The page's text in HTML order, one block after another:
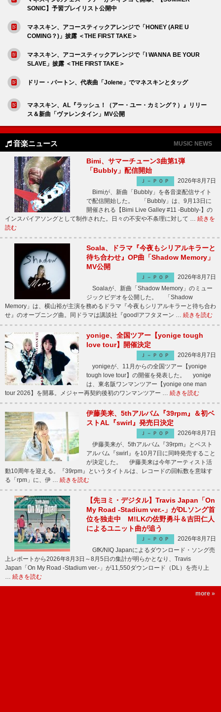
SONIC】予習プレイリスト公開中
マネスキン、アコースティックアレンジで「HONEY (ARE U
COMING？)」披露 ＜THE FIRST TAKE＞
マネスキン、アコースティックアレンジで「I WANNA BE YOUR
SLAVE」披露 ＜THE FIRST TAKE＞
ドリー・パートン、代表曲「Jolene」でマネスキンとタッグ
マネスキン、AL『ラッシュ！（アー・ユー・カミング？）』リリー
ス＆新曲「ヴァレンタイン」MV公開
音楽ニュース MUSIC NEWS
Bimi、サマーチューン3曲第1弾
「Bubbly」配信開始
Ｊ－ＰＯＰ
2026年8月7日
Bimiが、新曲「Bubbly」を各音楽配信サイト
で配信開始した。 「Bubbly」は、9月13日に
開催される【Bimi Live Galley #11 -Bubbly-】の
インスパイアソングとして制作された。日々の不安や不条理に対して … 続きを
読む
Soala、ドラマ『今夜もシリアルキラーと
待ち合わせ』OP曲「Shadow Memory」
MV公開
Ｊ－ＰＯＰ
2026年8月7日
Soalaが、新曲「Shadow Memory」のミュー
ジックビデオを公開した。 「Shadow
Memory」は、横山裕が主演を務めるドラマ『今夜もシリアルキラーと待ち合わ
せ』のオープニング曲。同ドラマは講談社『good!アフタヌーン … 続きを読む
yonige、全国ツアー【yonige tough
love tour】開催決定
Ｊ－ＰＯＰ
2026年8月7日
yonigeが、11月からの全国ツアー【yonige
tough love tour】の開催を発表した。 yonige
は、東名阪ワンマンツアー【yonige one man
tour 2026】を開幕。メジャー再契約後初のワンマンツアー … 続きを読む
伊藤美来、5thアルバム『39rpm』＆初ベ
ストAL『swirl』発売日決定
Ｊ－ＰＯＰ
2026年8月7日
伊藤美来が、5thアルバム『39rpm』とベスト
アルバム『swirl』を10月7日に同時発売すること
が決定した。 伊藤美来は今年アーティスト活
動10周年を迎える。『39rpm』というタイトルは、レコードの回転数を意味す
る「rpm」に、伊 … 続きを読む
【先ヨミ・デジタル】Travis Japan「On
My Road -Stadium ver.-」がDLソング首
位を独走中 M!LKの佐野勇斗＆吉田仁人
によるユニット曲が追う
Ｊ－ＰＯＰ
2026年8月7日
GfK/NIQ Japanによるダウンロード・ソング売
上レポートから2026年8月3日～8月5日の集計が明らかとなり、Travis
Japan「On My Road -Stadium ver.-」が11,550ダウンロード（DL）を売り上
… 続きを読む
more »